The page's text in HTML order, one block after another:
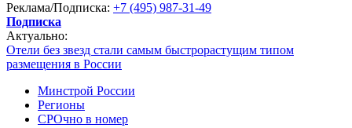
Реклама/Подписка: +7 (495) 987-31-49
Подписка
Актуально:
Отели без звезд стали самым быстрорастущим типом
размещения в России
Минстрой России
Регионы
СРОчно в номер